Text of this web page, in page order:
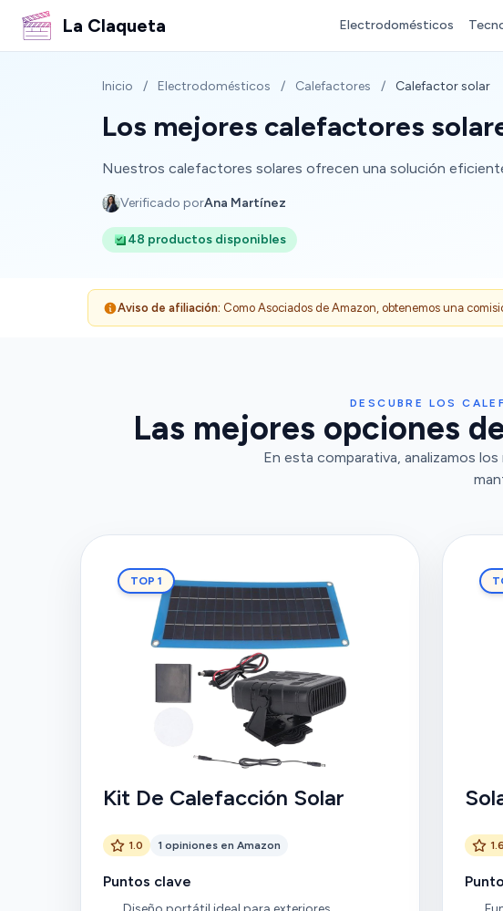
La Claqueta Electrodomésticos
Inicio / Electrodomésticos / Calefactores / Calefactor solar
Los mejores calefactores
Nuestros calefactores solares ofrecen una solución
Verificado porAna Martínez
48 productos disponibles
Aviso de afiliación: Como Asociados de Amazon, obtenemos una
DESCUBRE LOS
Las mejores opciones
En esta comparativa, analizamos
TOP 1
Kit De Calefacción Solar
1.0 1 opiniones en Amazon
Puntos clave
1.6